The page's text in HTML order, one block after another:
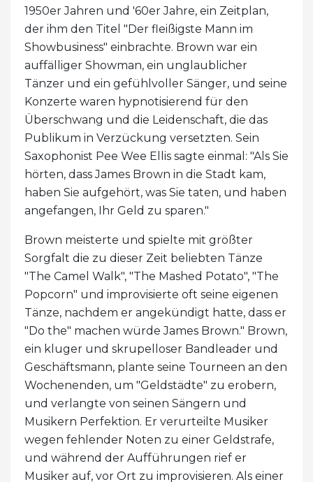
1950er Jahren und '60er Jahre, ein Zeitplan,
der ihm den Titel "Der fleißigste Mann im
Showbusiness" einbrachte. Brown war ein
auffälliger Showman, ein unglaublicher
Tänzer und ein gefühlvoller Sänger, und seine
Konzerte waren hypnotisierend für den
Überschwang und die Leidenschaft, die das
Publikum in Verzückung versetzten. Sein
Saxophonist Pee Wee Ellis sagte einmal: "Als Sie
hörten, dass James Brown in die Stadt kam,
haben Sie aufgehört, was Sie taten, und haben
angefangen, Ihr Geld zu sparen."
Brown meisterte und spielte mit größter
Sorgfalt die zu dieser Zeit beliebten Tänze
"The Camel Walk", "The Mashed Potato", "The
Popcorn" und improvisierte oft seine eigenen
Tänze, nachdem er angekündigt hatte, dass er
"Do the" machen würde James Brown." Brown,
ein kluger und skrupelloser Bandleader und
Geschäftsmann, plante seine Tourneen an den
Wochenenden, um "Geldstädte" zu erobern,
und verlangte von seinen Sängern und
Musikern Perfektion. Er verurteilte Musiker
wegen fehlender Noten zu einer Geldstrafe,
und während der Aufführungen rief er
Musiker auf, vor Ort zu improvisieren. Als einer